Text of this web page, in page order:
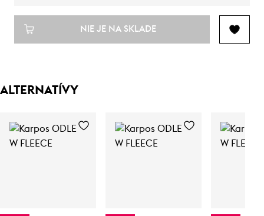
NIE JE NA SKLADE
ALTERNATÍVY